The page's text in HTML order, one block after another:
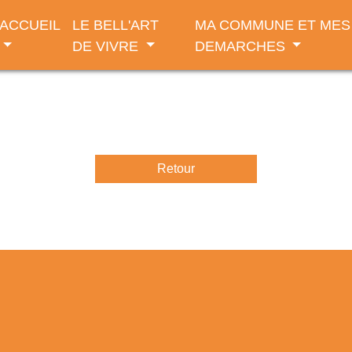
ACCUEIL
LE BELL'ART
DE VIVRE
MA COMMUNE ET MES
DEMARCHES
Retour